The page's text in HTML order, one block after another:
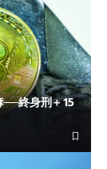
──終身刑＋15